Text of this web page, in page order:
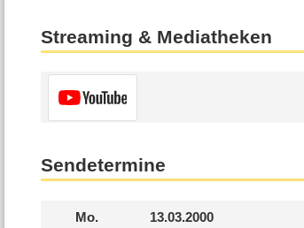
Streaming & Mediatheken
Sendetermine
Mo. 13.03.2000